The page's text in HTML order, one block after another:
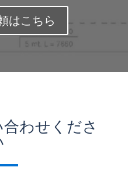
はこちら
わせくださ